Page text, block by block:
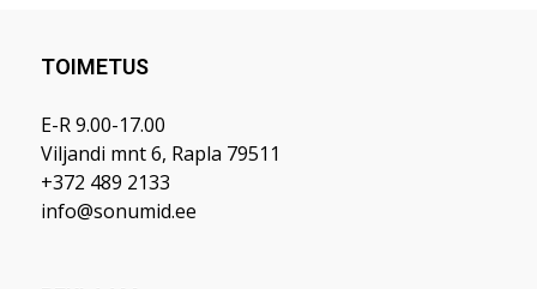
TOIMETUS
E-R 9.00-17.00
Viljandi mnt 6, Rapla 79511
+372 489 2133
info@sonumid.ee